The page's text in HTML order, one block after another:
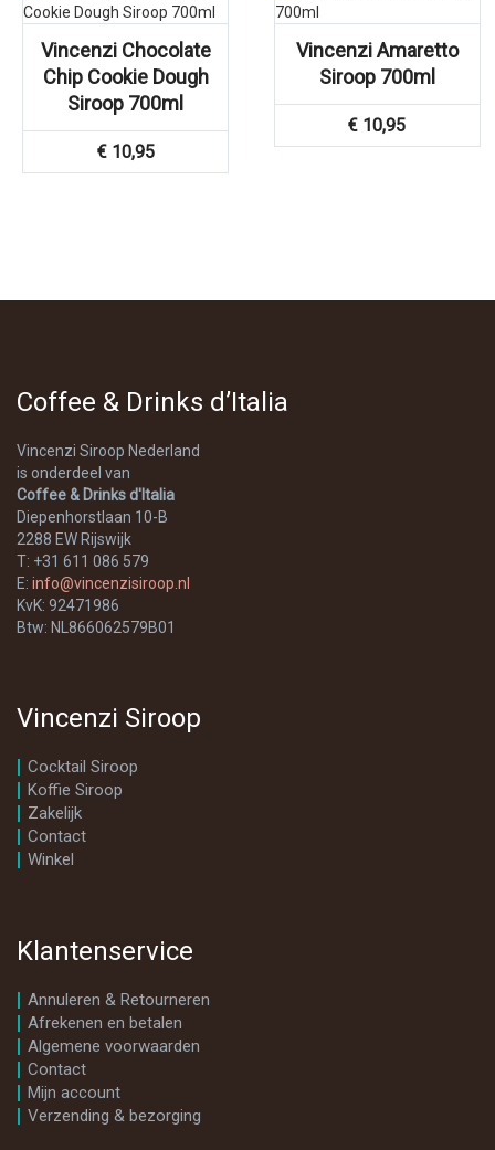
Vincenzi Chocolate
Chip Cookie Dough
Siroop 700ml
€10,95
Vincenzi Amaretto
Siroop 700ml
€ 10,95
Coffee & Drinks d’Italia
Vincenzi Siroop Nederland
is onderdeel van
Coffee & Drinks d'Italia
Diepenhorstlaan 10-B
2288 EW Rijswijk
T: +31 611 086 579
E: info@vincenzisiroop.nl
KvK: 92471986
Btw: NL866062579B01
Vincenzi Siroop
Cocktail Siroop
Koffie Siroop
Zakelijk
Contact
Winkel
Klantenservice
Annuleren & Retourneren
Afrekenen en betalen
Algemene voorwaarden
Contact
Mijn account
Verzending & bezorging